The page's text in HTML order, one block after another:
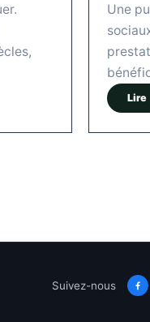
Une
Lire
Suivez-nous